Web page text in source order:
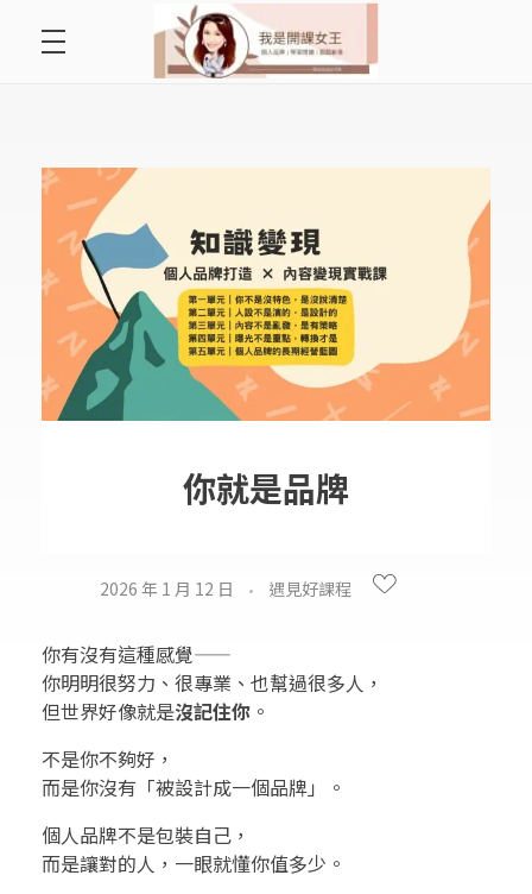
最愛讀書會
遇見好課程
挺公益活動
關於李秋玉
你就是品牌
2026 年 1 月 12 日 遇見好課程
你有沒有這種感覺——
你明明很努力、很專業、也幫過很多人，
但世界好像就是沒記住你 。
不是你不夠好，
而是你沒有「被設計成一個品牌」。
個人品牌不是包裝自己，
而是讓對的人，一眼就懂你值多少。